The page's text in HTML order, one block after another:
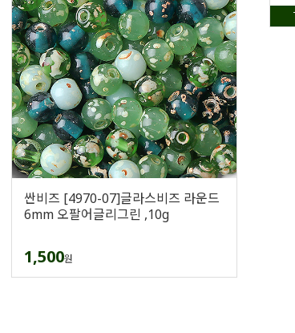
싼비즈 [4970-07]글라스비즈 라운드
6mm 오팔어글리그린 ,10g
1,500원